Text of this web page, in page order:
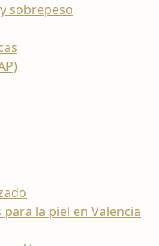
sobrepeso
la piel en Valencia